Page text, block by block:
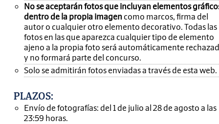
No se aceptarán fotos que incluyan elementos
dentro de la propia imagen como marcos, firma del
autor o cualquier otro elemento decorativo. Todas las
fotos en las que aparezca cualquier tipo de elemento
ajeno a la propia foto será automáticamente
y no formará parte del concurso.
Solo se admitirán fotos enviadas a través de esta web.
PLAZOS:
Envío de fotografías: del 1 de julio al 28 de agosto a las
23:59 horas.